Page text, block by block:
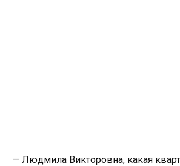
— Людмила Викторовна, какая